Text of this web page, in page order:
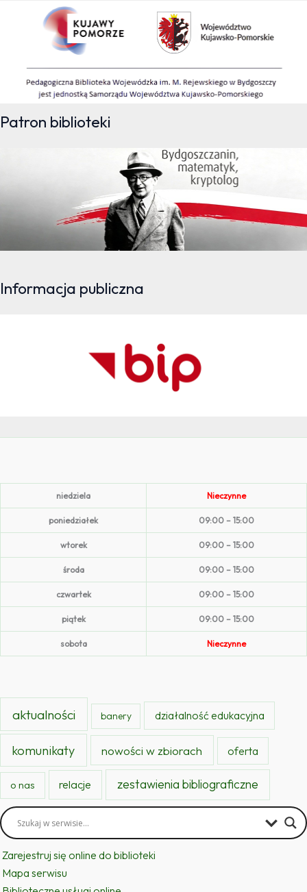
Patron biblioteki
Informacja publiczna
niedziela Nieczynne
poniedziałek 09:00 – 15:00
wtorek 09:00 – 15:00
środa 09:00 – 15:00
czwartek 09:00 – 15:00
piątek 09:00 – 15:00
sobota Nieczynne
aktualności banery działalność edukacyjna
komunikaty nowości w zbiorach oferta
o nas relacje zestawienia bibliograficzne
Zarejestruj się online do biblioteki
Mapa serwisu